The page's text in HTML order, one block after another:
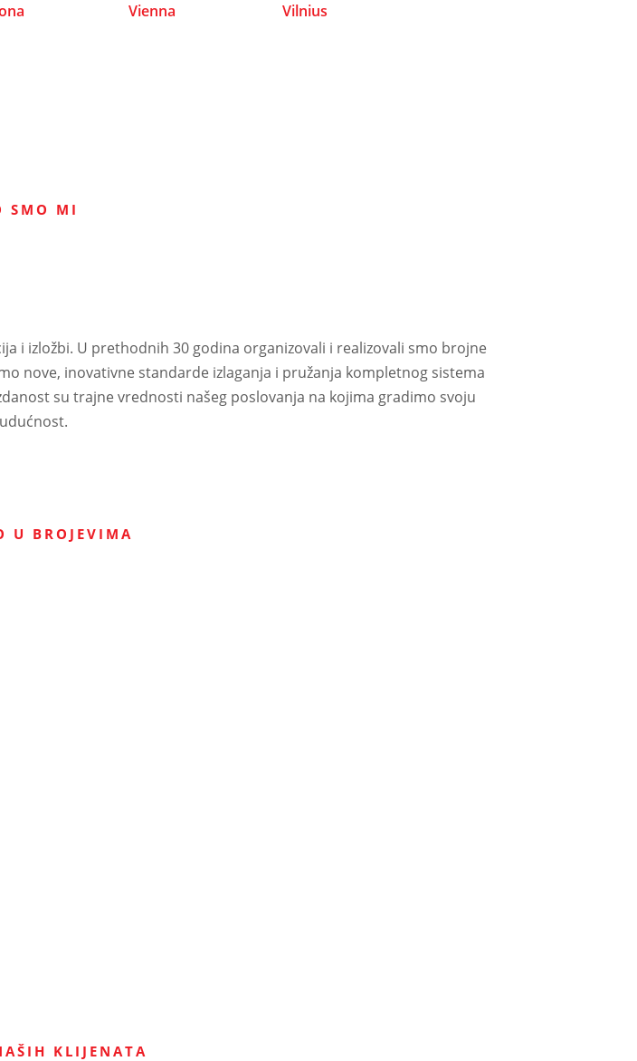
Vienna Vilnius
SMO MI
i izložbi. U prethodnih 30 godina organizovali i realizovali smo brojne
nove, inovativne standarde izlaganja i pružanja kompletnog sistema
su trajne vrednosti našeg poslovanja na kojima gradimo svoju
U BROJEVIMA
KLIJENATA